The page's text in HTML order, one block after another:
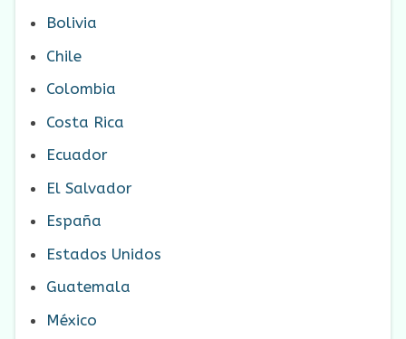
Bolivia
Chile
Colombia
Costa Rica
Ecuador
El Salvador
España
Estados Unidos
Guatemala
México